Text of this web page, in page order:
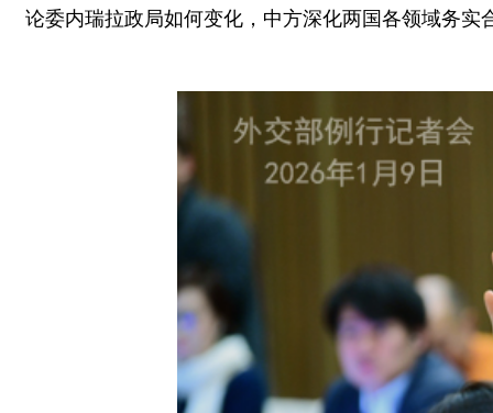
论委内瑞拉政局如何变化，中方深化两国各领域务实